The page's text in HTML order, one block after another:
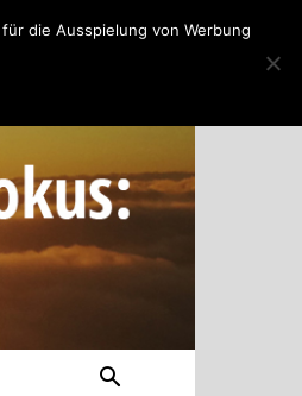
die Ausspielung von Werbung